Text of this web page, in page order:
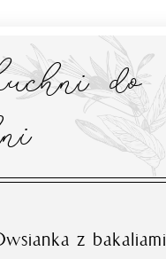
do
z bakaliami